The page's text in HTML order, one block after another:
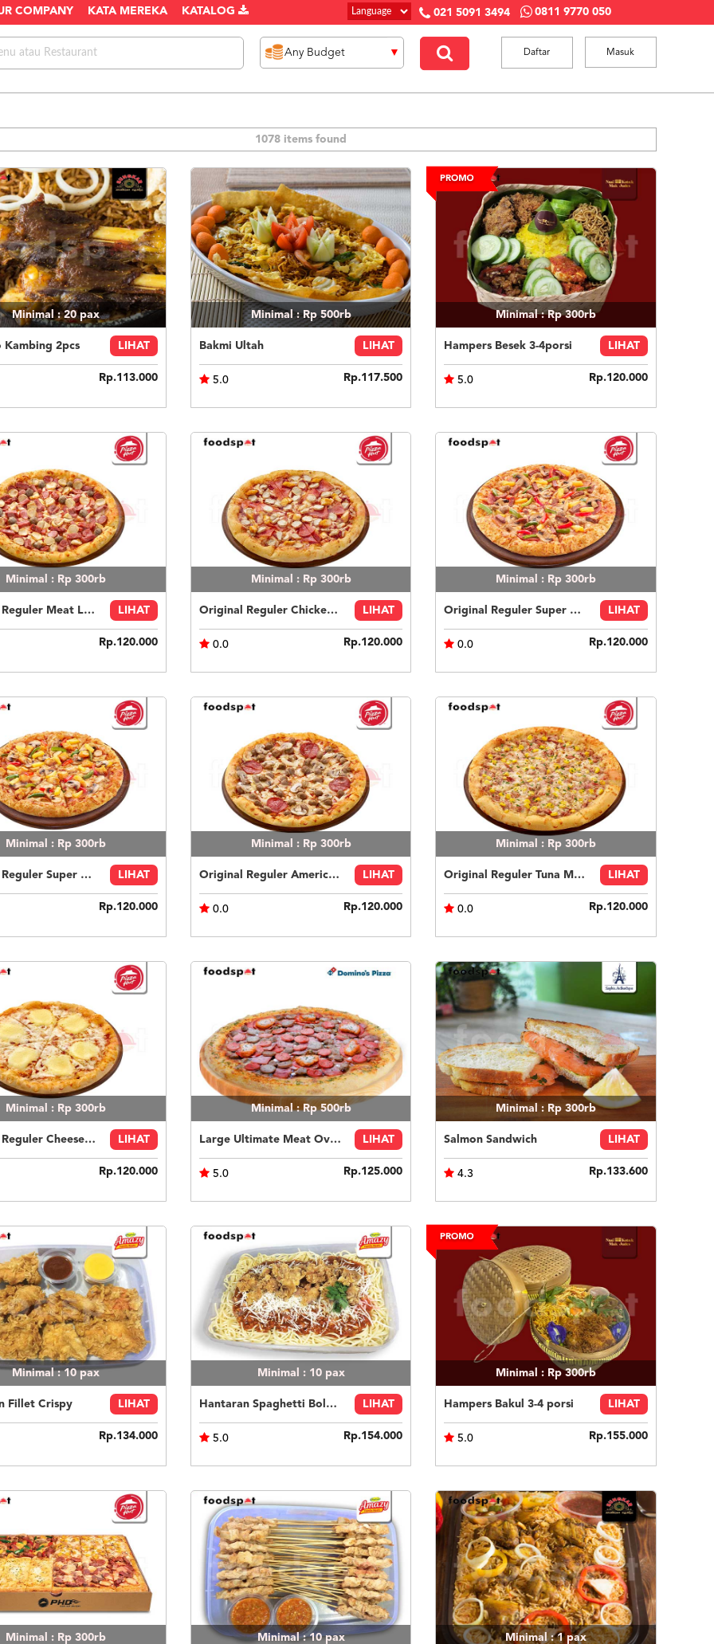
COMPANY KATA MEREKA KATALOG 021 5091 3494 0811 9770 050
Masuk
Daftar
1078 items found
Minimal : 20pax
Kambing 2pcs LIHAT
Rp.113.000
Minimal : Rp 500rb
Bakmi Ultah LIHAT
5.0 Rp.117.500
Minimal : Rp 300rb
Hampers Besek 3-4porsi LIHAT
5.0 Rp.120.000
Minimal : Rp 300rb
Original Reguler Meat Lovers LIHAT
Rp.120.000
Minimal : Rp 300rb
Original Reguler Chicken Lovers LIHAT
0.0 Rp.120.000
Minimal : Rp 300rb
Original Reguler Super Supreme Beef LIHAT
0.0 Rp.120.000
Minimal : Rp 300rb
Original Reguler Super Supreme Chicken LIHAT
Rp.120.000
Minimal : Rp 300rb
Original Reguler American Favorite LIHAT
0.0 Rp.120.000
Minimal : Rp 300rb
Original Reguler Tuna Melt LIHAT
0.0 Rp.120.000
Minimal : Rp 300rb
Original Reguler Cheese Lovers LIHAT
Rp.120.000
Minimal : Rp 500rb
Large Ultimate Meat Overload LIHAT
5.0 Rp.125.000
Minimal : Rp 300rb
Salmon Sandwich LIHAT
4.3 Rp.133.600
Minimal : 10pax
Fillet Crispy LIHAT
Rp.134.000
Minimal : 10 pax
Hantaran Spaghetti Bolognese LIHAT
5.0 Rp.154.000
Minimal : Rp 300rb
Hampers Bakul 3-4 porsi LIHAT
5.0 Rp.155.000
Minimal : Rp 300rb Minimal : 10pax Minimal : 1 pax